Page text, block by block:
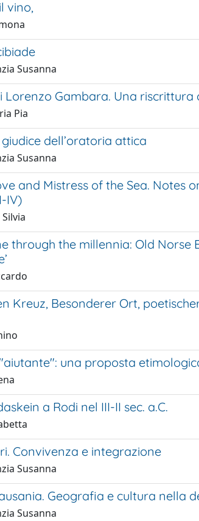
vino,
Susanna
Lorenzo Gambara. Una
Pia
dell’oratoria attica
Susanna
and Mistress of the Sea. Notes
IV)
through the millennia: Old Norse
Kreuz, Besonderer Ort,
"aiutante": una proposta
a Rodi nel III-II sec. a.C.
Convivenza e integrazione
Susanna
Geografia e cultura nella
Susanna